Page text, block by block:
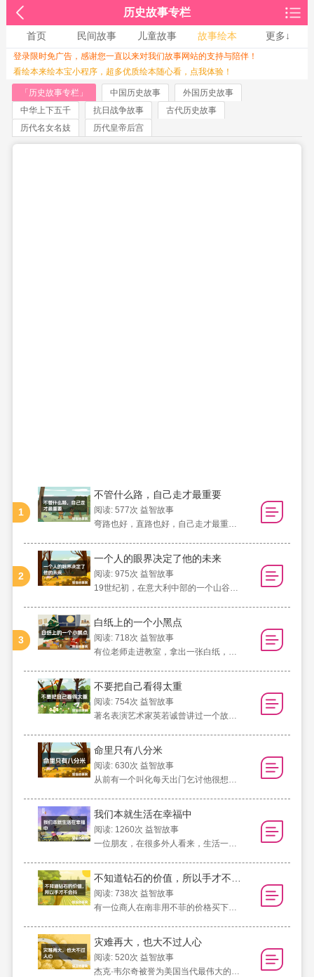
历史故事专栏
首页 民间故事 儿童故事 故事绘本
更多↓
收起↑
登录限时免广告，感谢您一直以来对我们故事网站的支持与陪伴！
看绘本来绘本宝小程序，超多优质绘本随心看，点我体验！
「历史故事专栏」 中国历史故事
外国历史故事
中华上下五千
抗日战争故事
古代历史故事
历代名女名妓
历代皇帝后宫
不管什么路，自己走才最重要
阅读: 577次 益智故事
弯路也好，直路也好，自己走才最重要。
1
一个人的眼界决定了他的未来
阅读: 975次 益智故事
19世纪初，在意大利中部的一个山谷内，
2
白纸上的一个小黑点
阅读: 718次 益智故事
有位老师走进教室，拿出一张白纸，然后
3
不要把自己看得太重
阅读: 754次 益智故事
著名表演艺术家英若诚曾讲过一个故事。
命里只有八分米
阅读: 630次 益智故事
从前有一个叫化每天出门乞讨他很想过正
我们本就生活在幸福中
阅读: 1260次 益智故事
一位朋友，在很多外人看来，生活一切安
阅读: 738次 益智故事
有一位商人在南非用不菲的价格买下了一
灾难再大，也大不过人心
阅读: 520次 益智故事
杰克·韦尔奇被誉为美国当代最伟大的CEO